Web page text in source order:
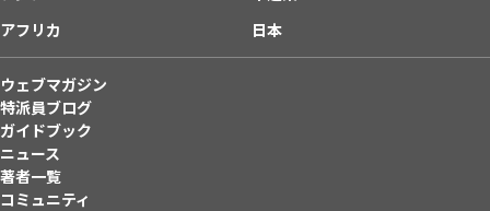
アフリカ
日本
ウェブマガジン
特派員ブログ
ガイドブック
ニュース
著者一覧
コミュニティ